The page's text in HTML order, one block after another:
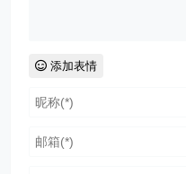
添加表情